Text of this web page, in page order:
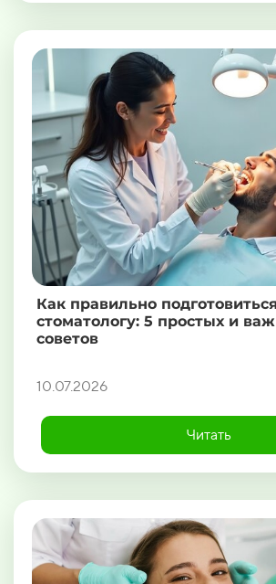
Как правильно
стоматологу: 5 простых и
советов
10.07.2026
Читать